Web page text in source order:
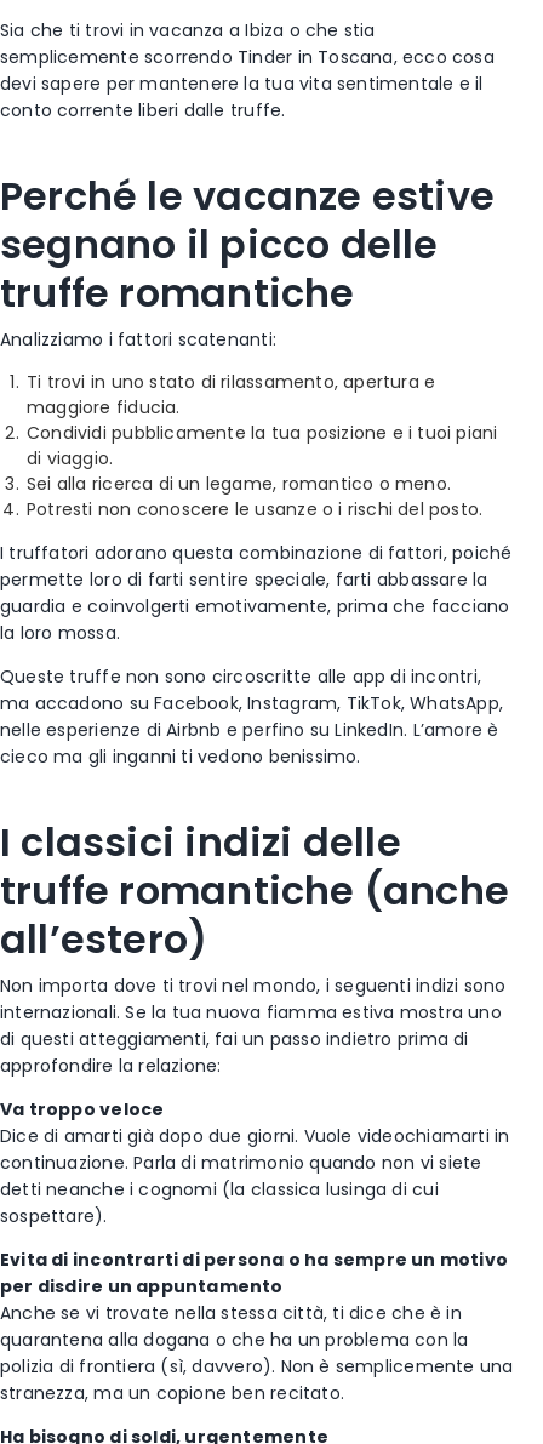
Sia che ti trovi in vacanza a Ibiza o che stia
semplicemente scorrendo Tinder in Toscana, ecco cosa
devi sapere per mantenere la tua vita sentimentale e il
conto corrente liberi dalle truffe.
Perché le vacanze estive
segnano il picco delle
truffe romantiche
Analizziamo i fattori scatenanti:
Ti trovi in uno stato di rilassamento, apertura e
maggiore fiducia.
Condividi pubblicamente la tua posizione e i tuoi piani
di viaggio.
Sei alla ricerca di un legame, romantico o meno.
Potresti non conoscere le usanze o i rischi del posto.
I truffatori adorano questa combinazione di fattori, poiché
permette loro di farti sentire speciale, farti abbassare la
guardia e coinvolgerti emotivamente, prima che facciano
la loro mossa.
Queste truffe non sono circoscritte alle app di incontri,
ma accadono su Facebook, Instagram, TikTok, WhatsApp,
nelle esperienze di Airbnb e perfino su LinkedIn. L’amore è
cieco ma gli inganni ti vedono benissimo.
I classici indizi delle
truffe romantiche (anche
all’estero)
Non importa dove ti trovi nel mondo, i seguenti indizi sono
internazionali. Se la tua nuova fiamma estiva mostra uno
di questi atteggiamenti, fai un passo indietro prima di
approfondire la relazione:
Va troppo veloce
Dice di amarti già dopo due giorni. Vuole videochiamarti in
continuazione. Parla di matrimonio quando non vi siete
detti neanche i cognomi (la classica lusinga di cui
sospettare).
Evita di incontrarti di persona o ha sempre un motivo
per disdire un appuntamento
Anche se vi trovate nella stessa città, ti dice che è in
quarantena alla dogana o che ha un problema con la
polizia di frontiera (sì, davvero). Non è semplicemente una
stranezza, ma un copione ben recitato.
Ha bisogno di soldi, urgentemente